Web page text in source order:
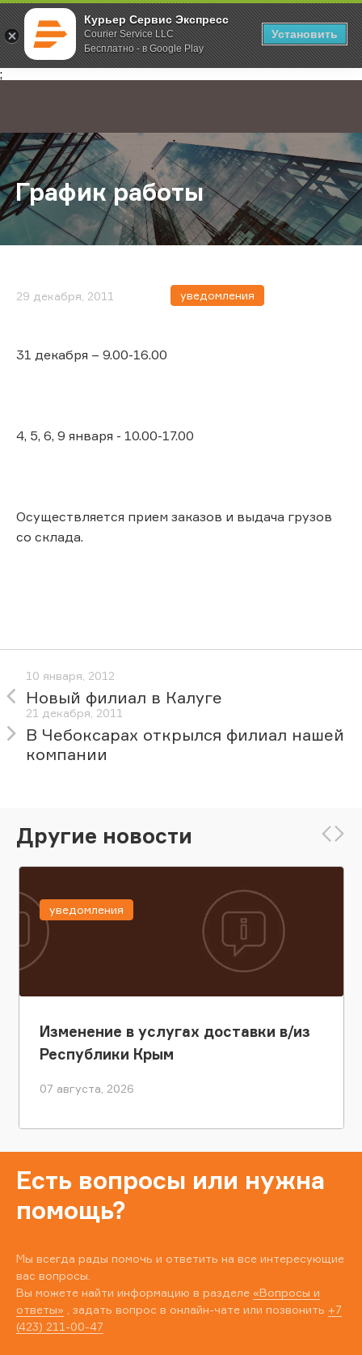
Курьер Сервис Экспресс
Courier Service LLC
Бесплатно - в Google Play
Установить
;
Главная О компании Новости График работы
График работы
29 декабря, 2011 уведомления
31 декабря – 9.00-16.00
4, 5, 6, 9 января - 10.00-17.00
Осуществляется прием заказов и выдача грузов
со склада.
10 января, 2012
Новый филиал в Калуге
21 декабря, 2011
В Чебоксарах открылся филиал нашей
компании
Другие новости
Изменение в услугах доставки в/из
Республики Крым
07 августа, 2026
уведомления
Есть вопросы или нужна
помощь?
Мы всегда рады помочь и ответить на все интересующие
вас вопросы.
Вы можете найти информацию в разделе «Вопросы и
ответы» , задать вопрос в онлайн-чате или позвонить +7
(423) 211-00-47